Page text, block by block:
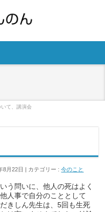
：００
いて、講演会
8月22日 カテゴリー :今のこと
う問いに、他人の死はよく
人事で自分のこととして
きしん先生は、5回も生死